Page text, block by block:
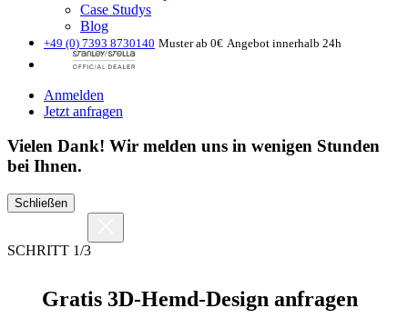
Case Studys
Blog
+49 (0) 7393 8730140 Muster ab 0€ Angebot innerhalb 24h
Anmelden
Jetzt anfragen
Vielen Dank! Wir melden uns in wenigen Stunden
bei Ihnen.
Schließen
SCHRITT 1/3
Gratis 3D-Hemd-Design anfragen